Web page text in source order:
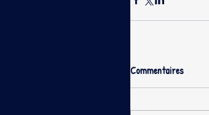
Commentaires